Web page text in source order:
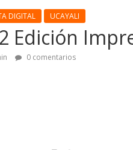
DIGITAL UCAYALI
Edición
0 comentarios